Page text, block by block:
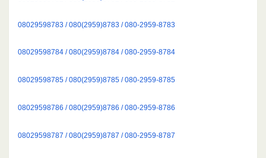
08029598783 / 080(2959)8783 / 080-2959-8783
08029598784 / 080(2959)8784 / 080-2959-8784
08029598785 / 080(2959)8785 / 080-2959-8785
08029598786 / 080(2959)8786 / 080-2959-8786
08029598787 / 080(2959)8787 / 080-2959-8787